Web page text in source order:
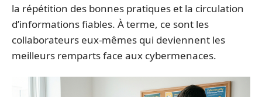
la répétition des bonnes pratiques et la circulation
d’informations fiables. À terme, ce sont les
collaborateurs eux-mêmes qui deviennent les
meilleurs remparts face aux cybermenaces.